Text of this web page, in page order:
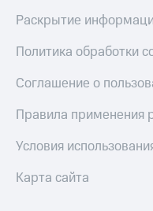
Раскрытие
Политика обработки
Соглашение о
Правила применения
Условия
Карта сайта